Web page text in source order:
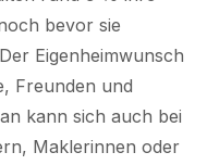
bevor sie
Eigenheimwunsch
Freunden und
kann sich auch bei
Maklerinnen oder